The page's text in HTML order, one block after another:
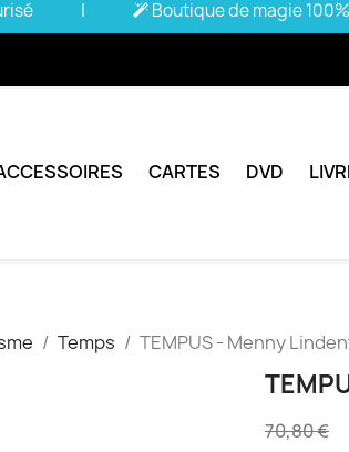
| Boutique de magie
CARTES DVD
Temps TEMPUS - Menny
70,80 €